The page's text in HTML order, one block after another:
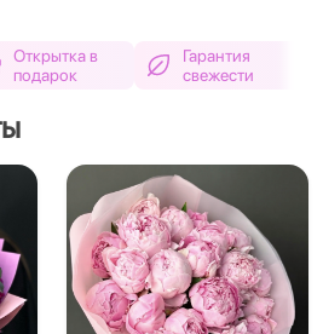
Открытка в
подарок
Гарантия
свежести